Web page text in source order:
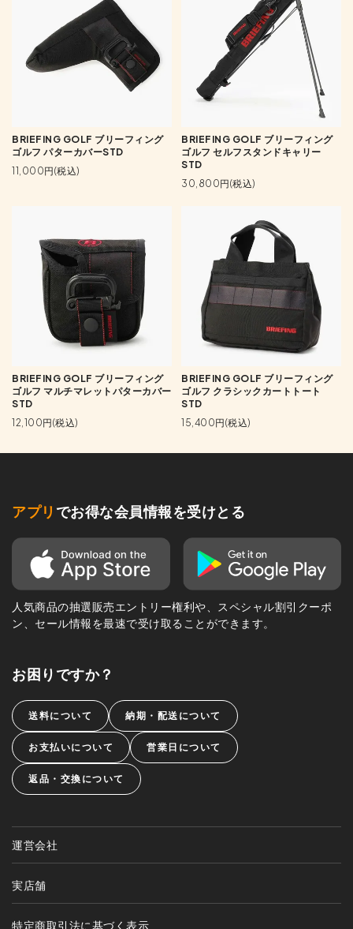
BRIEFING GOLF ブリーフィング
ゴルフ パターカバーSTD
11,000円(税込)
BRIEFING GOLF ブリーフィング
ゴルフ セルフスタンドキャリー
STD
30,800円(税込)
BRIEFING GOLF ブリーフィング
ゴルフ マルチマレットパターカバー
STD
12,100円(税込)
BRIEFING GOLF ブリーフィング
ゴルフ クラシックカートトート
STD
15,400円(税込)
アプリ でお得な会員情報を受けとる
人気商品の抽選販売エントリー権利や、スペシャル割引クーポ
ン、セール情報を最速で受け取ることができます。
お困りですか？
送料について 納期・配送について
お支払いについて 営業日について
返品・交換について
運営会社
実店舗
特定商取引法に基づく表示